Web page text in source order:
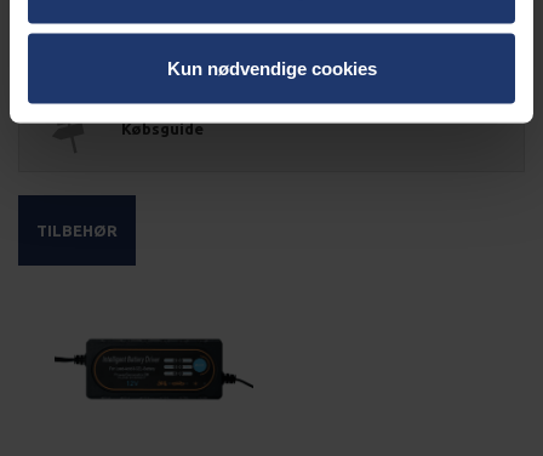
Kun nødvendige cookies
Kabel kalkulator
Købsguide
TILBEHØR